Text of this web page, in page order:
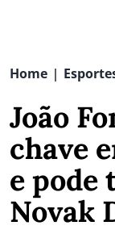
Home |
João
chave
e pode
Novak